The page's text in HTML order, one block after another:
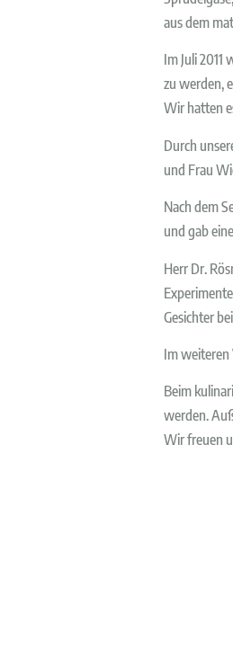
aus dem
Im Juli
zu werden,
Wir hatten
Durch
und Frau
Nach dem
und gab
Herr Dr.
Gesichter
Im weiteren
Beim
werden.
Wir freuen